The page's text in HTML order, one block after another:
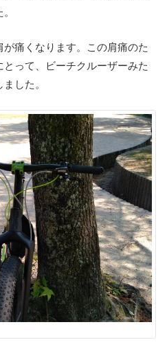
痛くなります。この肩痛のた
って、ビーチクルーザーみた
した。